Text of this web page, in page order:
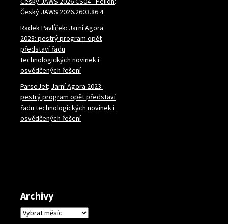
Český JAWS 2026.2603.86.4
Radek Pavlíček: Jarní Agora
2023: pestrý program opět
představí řadu
technologických novinek i
osvědčených řešení
ParseJet: Jarní Agora 2023:
pestrý program opět představí
řadu technologických novinek i
osvědčených řešení
Archivy
Archivy